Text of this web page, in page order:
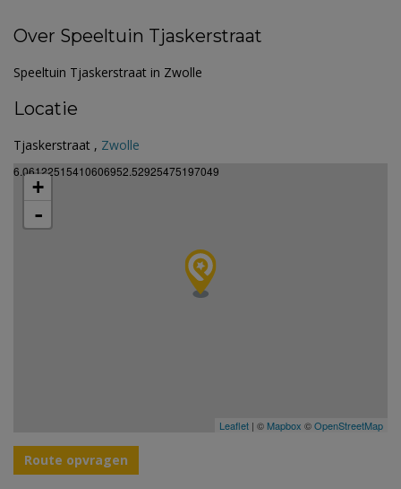
Over Speeltuin Tjaskerstraat
Speeltuin Tjaskerstraat in Zwolle
Locatie
Tjaskerstraat , Zwolle
6.06122515410606952.52925475197049
+
-
Leaflet | © Mapbox ©OpenStreetMap
Route opvragen